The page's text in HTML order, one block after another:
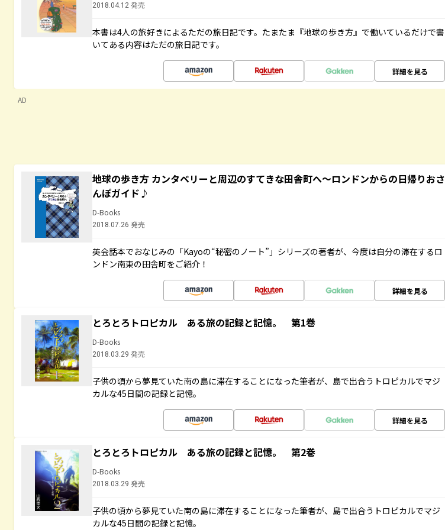
2018.04.12 発売
本書は4人の旅好きによるただの旅日記です。たまたま『地球の歩き方』で働いているだけで書
いてある内容はただの旅日記です。
詳細を見る
AD
地球の歩き方 カンタベリーと周辺のすてきな田舎町へ～ロンドンからの日帰りおさ
んぽガイド♪
D-Books
2018.07.26 発売
英会話本でおなじみの「Kayoの“秘密のノート”」シリーズの著者が、今度は自分の滞在するロ
ンドン南東の田舎町をご紹介！
詳細を見る
とろとろトロピカル ある旅の記録と記憶。 第1巻
D-Books
2018.03.29 発売
子供の頃から夢見ていた南の島に滞在することになった筆者が、島で出合うトロピカルでマジ
カルな45日間の記録と記憶。
詳細を見る
とろとろトロピカル ある旅の記録と記憶。 第2巻
D-Books
2018.03.29 発売
子供の頃から夢見ていた南の島に滞在することになった筆者が、島で出合うトロピカルでマジ
カルな45日間の記録と記憶。